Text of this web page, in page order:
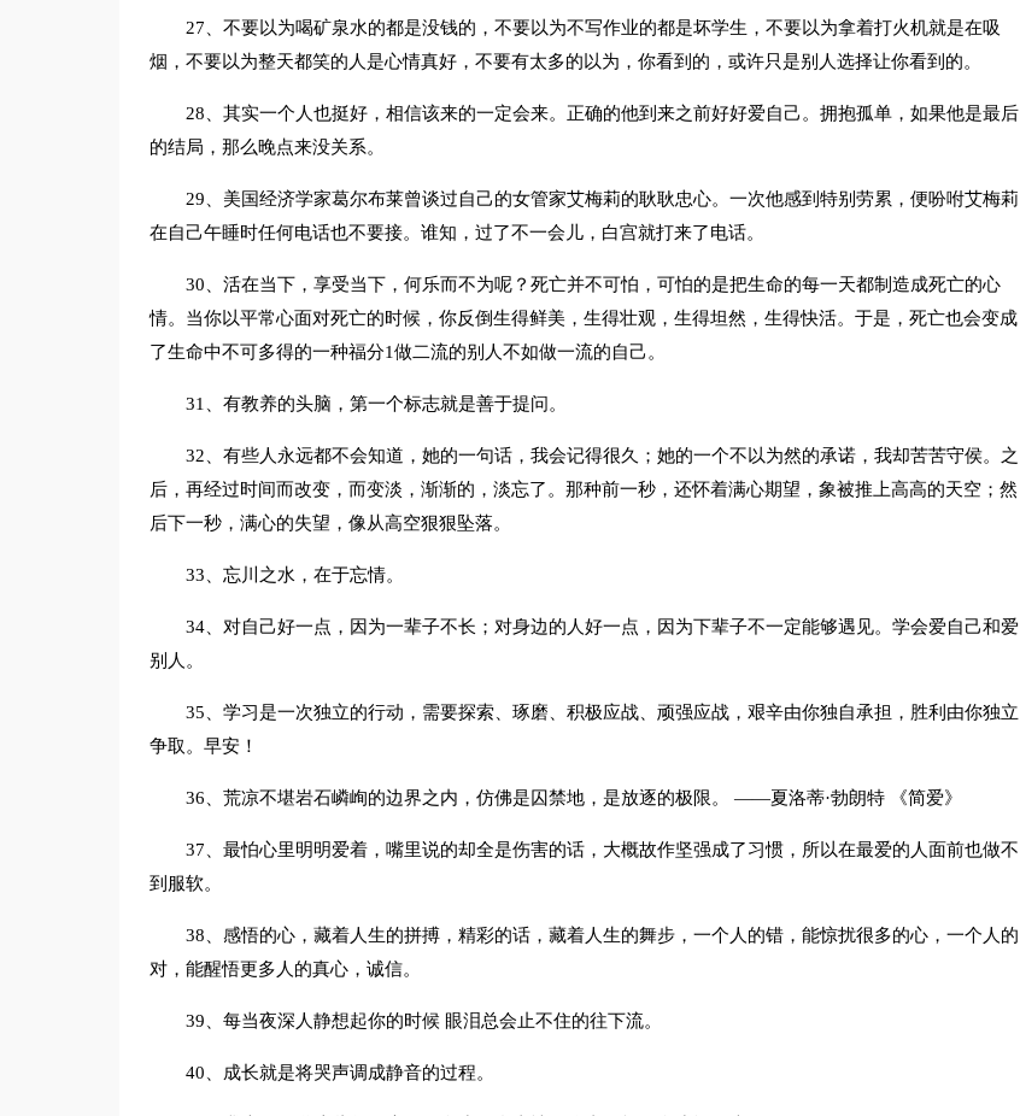
27、不要以为喝矿泉水的都是没钱的，不要以为不写作业的都是坏学生，不要以为拿着打火机就是在吸
烟，不要以为整天都笑的人是心情真好，不要有太多的以为，你看到的，或许只是别人选择让你看到的。
28、其实一个人也挺好，相信该来的一定会来。正确的他到来之前好好爱自己。拥抱孤单，如果他是最后
的结局，那么晚点来没关系。
29、美国经济学家葛尔布莱曾谈过自己的女管家艾梅莉的耿耿忠心。一次他感到特别劳累，便吩咐艾梅莉
在自己午睡时任何电话也不要接。谁知，过了不一会儿，白宫就打来了电话。
30、活在当下，享受当下，何乐而不为呢？死亡并不可怕，可怕的是把生命的每一天都制造成死亡的心
情。当你以平常心面对死亡的时候，你反倒生得鲜美，生得壮观，生得坦然，生得快活。于是，死亡也会变成
了生命中不可多得的一种福分1做二流的别人不如做一流的自己。
31、有教养的头脑，第一个标志就是善于提问。
32、有些人永远都不会知道，她的一句话，我会记得很久；她的一个不以为然的承诺，我却苦苦守侯。之
后，再经过时间而改变，而变淡，渐渐的，淡忘了。那种前一秒，还怀着满心期望，象被推上高高的天空；然
后下一秒，满心的失望，像从高空狠狠坠落。
33、忘川之水，在于忘情。
34、对自己好一点，因为一辈子不长；对身边的人好一点，因为下辈子不一定能够遇见。学会爱自己和爱
别人。
35、学习是一次独立的行动，需要探索、琢磨、积极应战、顽强应战，艰辛由你独自承担，胜利由你独立
争取。早安！
36、荒凉不堪岩石嶙峋的边界之内，仿佛是囚禁地，是放逐的极限。 ——夏洛蒂·勃朗特 《简爱》
37、最怕心里明明爱着，嘴里说的却全是伤害的话，大概故作坚强成了习惯，所以在最爱的人面前也做不
到服软。
38、感悟的心，藏着人生的拼搏，精彩的话，藏着人生的舞步，一个人的错，能惊扰很多的心，一个人的
对，能醒悟更多人的真心，诚信。
39、每当夜深人静想起你的时候 眼泪总会止不住的往下流。
40、成长就是将哭声调成静音的过程。